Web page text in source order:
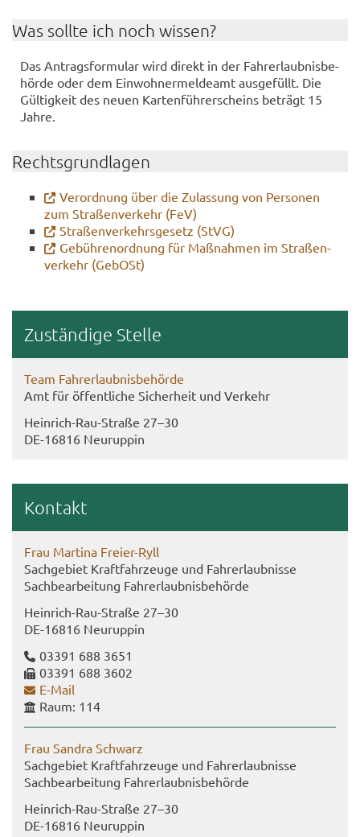
Was soll­te ich noch wis­sen?
Das An­trags­for­mu­lar wird di­rekt in der Fahr­erlaub­nis­be­
hör­de oder dem Ein­woh­ner­mel­de­amt aus­ge­füllt. Die
Gül­tig­keit des neuen Kar­ten­füh­rer­scheins be­trägt 15
Jahre.
Rechts­grund­la­gen
Ver­ord­nung über die Zu­las­sung von Per­so­nen
zum Stra­ßen­ver­kehr (FeV)
Stra­ßen­ver­kehrs­ge­setz (StVG)
Ge­büh­ren­ord­nung für Maß­nah­men im Stra­ßen­
ver­kehr (Ge­bOSt)
Zu­stän­di­ge Stel­le
Team Fahr­erlaub­nis­be­hör­de
Amt für öf­fent­li­che Si­cher­heit und Ver­kehr
Heinrich-​Rau-Straße 27–30
DE-​16816 Neu­rup­pin
Kon­takt
Frau Mar­ti­na Freier-​Ryll
Sach­ge­biet Kraft­fahr­zeu­ge und Fahr­erlaub­nis­se
Sach­be­ar­bei­tung Fahr­erlaub­nis­be­hör­de
Heinrich-​Rau-Straße 27–30
DE-​16816 Neu­rup­pin
03391 688 3651
03391 688 3602
E-​Mail
Raum: 114
Frau San­dra Schwarz
Sach­ge­biet Kraft­fahr­zeu­ge und Fahr­erlaub­nis­se
Sach­be­ar­bei­tung Fahr­erlaub­nis­be­hör­de
Heinrich-​Rau-Straße 27–30
DE-​16816 Neu­rup­pin